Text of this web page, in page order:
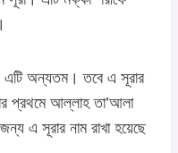
এটি অন্যতম। তবে এ সূরার
প্রথমে আল্লাহ তা’আলা
এ সূরার নাম রাখা হয়েছে